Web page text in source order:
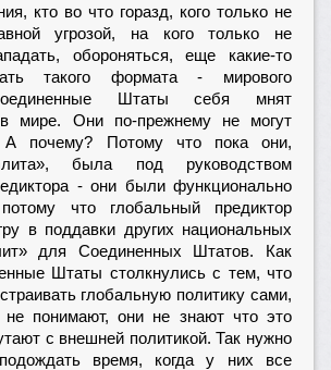
кто во что горазд, кого только не
угрозой, на кого только не
обороняться, еще какие-то
такого формата - мирового
Штаты себя мнят
в мире. Они по-прежнему не могут
А почему? Потому что пока они,
была под руководством
- они были функционально
что глобальный предиктор
в поддавки других национальных
для Соединенных Штатов. Как
Штаты столкнулись с тем, что
глобальную политику сами,
понимают, они не знают что это
с внешней политикой. Так нужно
время, когда у них все